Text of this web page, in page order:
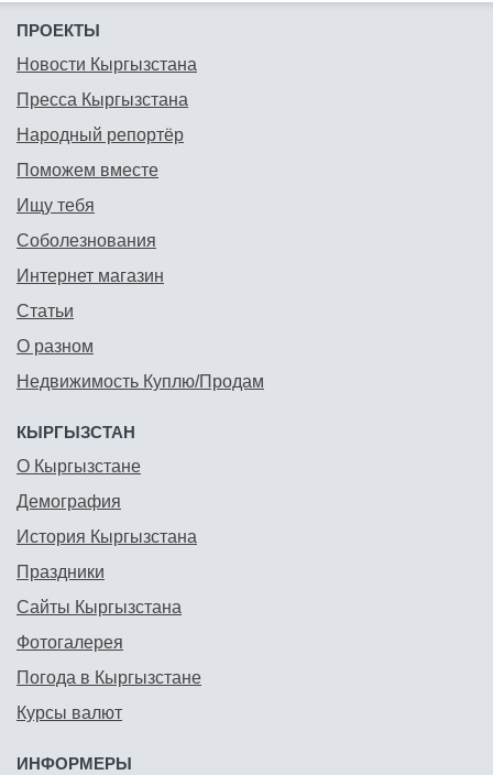
ПРОЕКТЫ
Новости Кыргызстана
Пресса Кыргызстана
Народный репортёр
Поможем вместе
Ищу тебя
Соболезнования
Интернет магазин
Статьи
О разном
Недвижимость Куплю/Продам
КЫРГЫЗСТАН
О Кыргызстане
Демография
История Кыргызстана
Праздники
Сайты Кыргызстана
Фотогалерея
Погода в Кыргызстане
Курсы валют
ИНФОРМЕРЫ